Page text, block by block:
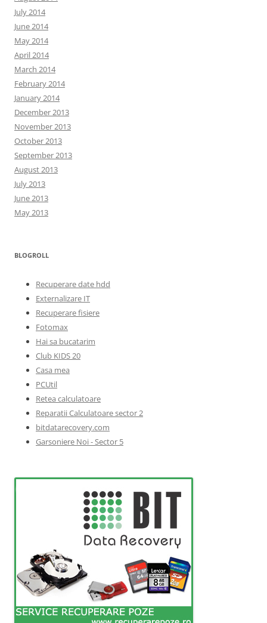
July 2014
June 2014
May 2014
April 2014
March 2014
February 2014
January 2014
December 2013
November 2013
October 2013
September 2013
August 2013
July 2013
June 2013
May 2013
BLOGROLL
Recuperare date hdd
Externalizare IT
Recuperare fisiere
Fotomax
Hai sa bucatarim
Club KIDS 20
Casa mea
PCUtil
Retea calculatoare
Reparatii Calculatoare sector 2
bitdatarecovery.com
Garsoniere Noi - Sector 5